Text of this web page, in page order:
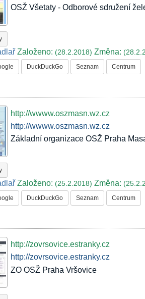
OSŽ Všetaty - Odborové sdružení
Založeno:(28.2.2018)Změna:
DuckDuckGo Seznam Centrum
http://wwww.oszmasn.wz.cz
http://wwww.oszmasn.wz.cz
Základní organizace OSŽ Praha
Založeno:(25.2.2018)Změna:
DuckDuckGo Seznam Centrum
http://zovrsovice.estranky.cz
http://zovrsovice.estranky.cz
ZO OSŽ Praha Vršovice